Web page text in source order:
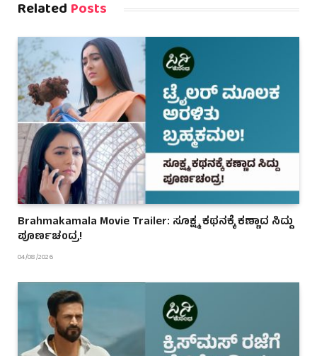
Related Posts
Brahmakamala Movie Trailer: ಸೂಕ್ಷ್ಮ ಕಥನಕ್ಕೆ ಕಣ್ಣಾದ ಸಿದ್ದು
ಪೂರ್ಣಚಂದ್ರ!
04/08/2026